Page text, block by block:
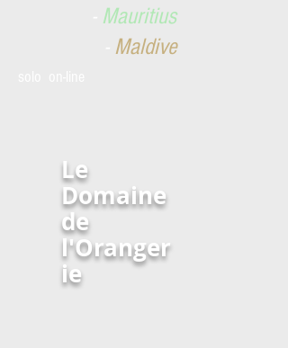
Mauritius
Maldive
Le
Domaine
de
l'Oranger
ie